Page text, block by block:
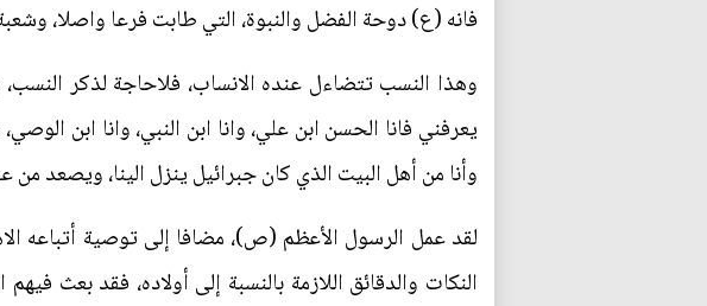
فانه (ع) دوحة الفضل والنبوة، التي طابت فرعا واصلا،
وهذا النسب تتضاءل عنده الانساب، فلاحاجة لذكر
يعرفني فانا الحسن ابن علي، وانا ابن النبي، وانا ابن الوصي،
وأنا من أهل البيت الذي كان جبرائيل ينزل الينا، ويصعد
لقد عمل الرسول الأعظم (ص)، مضافا إلى توصية أتباعه
النكات والدقائق اللازمة بالنسبة إلى أولاده، فقد بعث